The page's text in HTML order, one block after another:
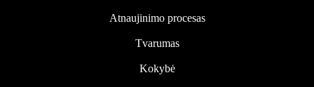
Atnaujinimo procesas
Tvarumas
Kokybė